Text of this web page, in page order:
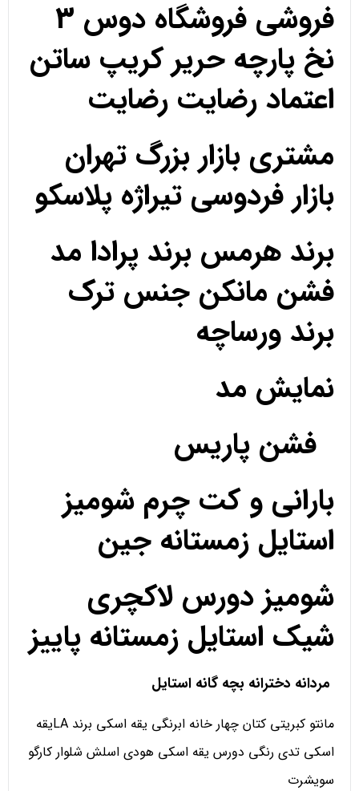
فروشی فروشگاه دوس 3
نخ پارچه حریر کریپ ساتن
اعتماد رضایت رضایت
مشتری بازار بزرگ تهران
بازار فردوسی تیراژه پلاسکو
برند هرمس برند پرادا مد
فشن مانکن جنس ترک
برند ورساچه
نمایش مد
فشن پاریس
بارانی و کت چرم شومیز
استایل زمستانه جین
شومیز دورس لاکچری
شیک استایل زمستانه پاییز
مردانه دخترانه بچه گانه استایل
مانتو کبریتی کتان چهار خانه ابرنگی یقه اسکی برند LAیقه
اسکی تدی رنگی دورس یقه اسکی هودی اسلش شلوار کارگو
سویشرت